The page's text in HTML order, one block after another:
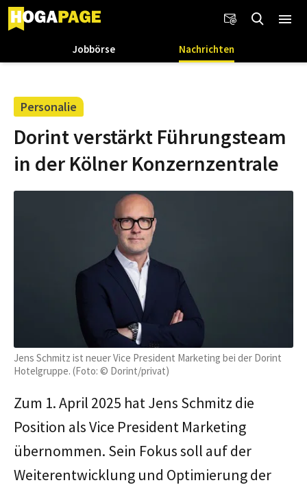
Jobbörse Nachrichten
Personalie
Dorint verstärkt Führungsteam
in der Kölner Konzernzentrale
Jens Schmitz ist neuer Vice President Marketing bei der Dorint
Hotelgruppe. (Foto: © Dorint/privat)
Zum 1. April 2025 hat Jens Schmitz die
Position als Vice President Marketing
übernommen. Sein Fokus soll auf der
Weiterentwicklung und Optimierung der